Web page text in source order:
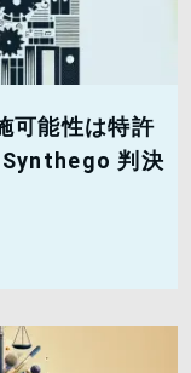
可能性は特許
判決